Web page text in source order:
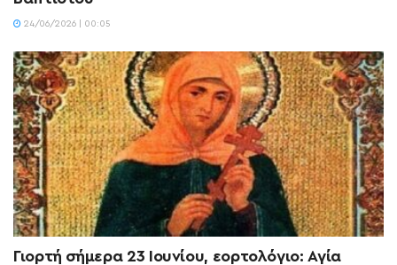
24/06/2026 | 00:05
Γιορτή σήμερα 23 Ιουνίου, εορτολόγιο: Αγία